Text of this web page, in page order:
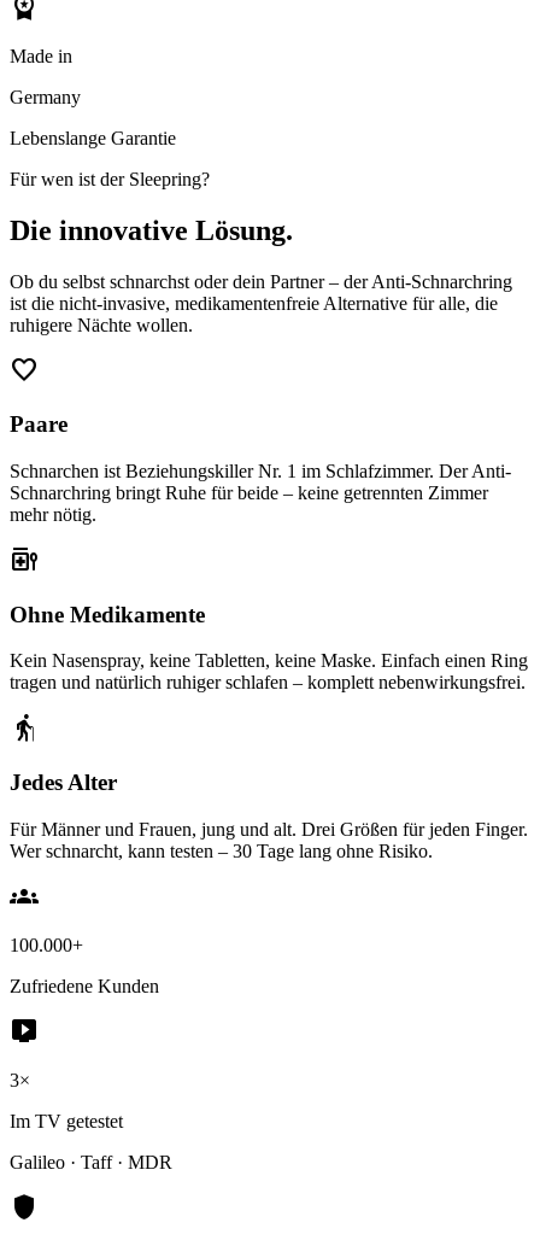
workspace_premium
Made in
Germany
Lebenslange Garantie
Für wen ist der Sleepring?
Die innovative Lösung.
Ob du selbst schnarchst oder dein Partner – der Anti-Schnarchring
ist die nicht-invasive, medikamentenfreie Alternative für alle, die
ruhigere Nächte wollen.
favorite
Paare
Schnarchen ist Beziehungskiller Nr. 1 im Schlafzimmer. Der Anti-
Schnarchring bringt Ruhe für beide – keine getrennten Zimmer
mehr nötig.
medication_liquid
Ohne Medikamente
Kein Nasenspray, keine Tabletten, keine Maske. Einfach einen Ring
tragen und natürlich ruhiger schlafen – komplett nebenwirkungsfrei.
elderly
Jedes Alter
Für Männer und Frauen, jung und alt. Drei Größen für jeden Finger.
Wer schnarcht, kann testen – 30 Tage lang ohne Risiko.
groups
100.000+
Zufriedene Kunden
live_tv
3×
Im TV getestet
Galileo · Taff · MDR
shield